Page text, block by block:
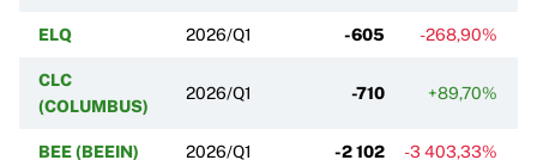
ELQ 2026/Q1 -605 -268,90%
CLC
(COLUMBUS)
2026/Q1 -710 +89,70%
BEE (BEEIN) 2026/Q1 -2 102 -3 403,33%